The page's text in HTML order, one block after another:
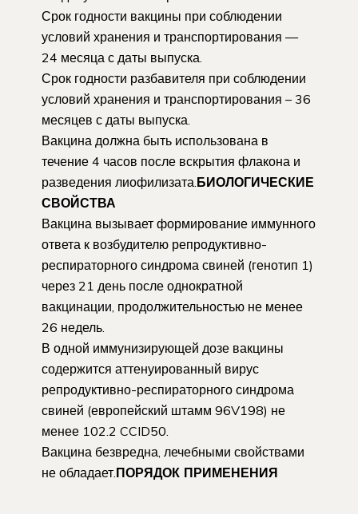
Срок годности вакцины при соблюдении
условий хранения и транспортирования —
24 месяца с даты выпуска.
Срок годности разбавителя при соблюдении
условий хранения и транспортирования – 36
месяцев с даты выпуска.
Вакцина должна быть использована в
течение 4 часов после вскрытия флакона и
разведения лиофилизата. БИОЛОГИЧЕСКИЕ
СВОЙСТВА
Вакцина вызывает формирование иммунного
ответа к возбудителю репродуктивно-
респираторного синдрома свиней (генотип 1)
через 21 день после однократной
вакцинации, продолжительностью не менее
26 недель.
В одной иммунизирующей дозе вакцины
содержится аттенуированный вирус
репродуктивно-респираторного синдрома
свиней (европейский штамм 96V198) не
менее 102.2 CCID50.
Вакцина безвредна, лечебными свойствами
не обладает. ПОРЯДОК ПРИМЕНЕНИЯ